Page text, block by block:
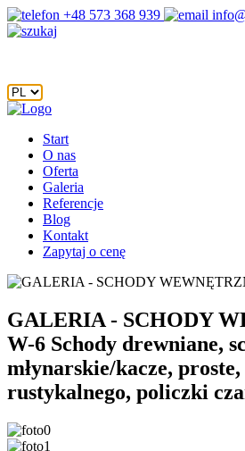
+48 573 368 939
Start
O nas
Oferta
Galeria
Referencje
Blog
Kontakt
Zapytaj o cenę
GALERIA - SCHODY
W-6 Schody drewniane,
młynarskie/kacze,
rustykalnego, policzki